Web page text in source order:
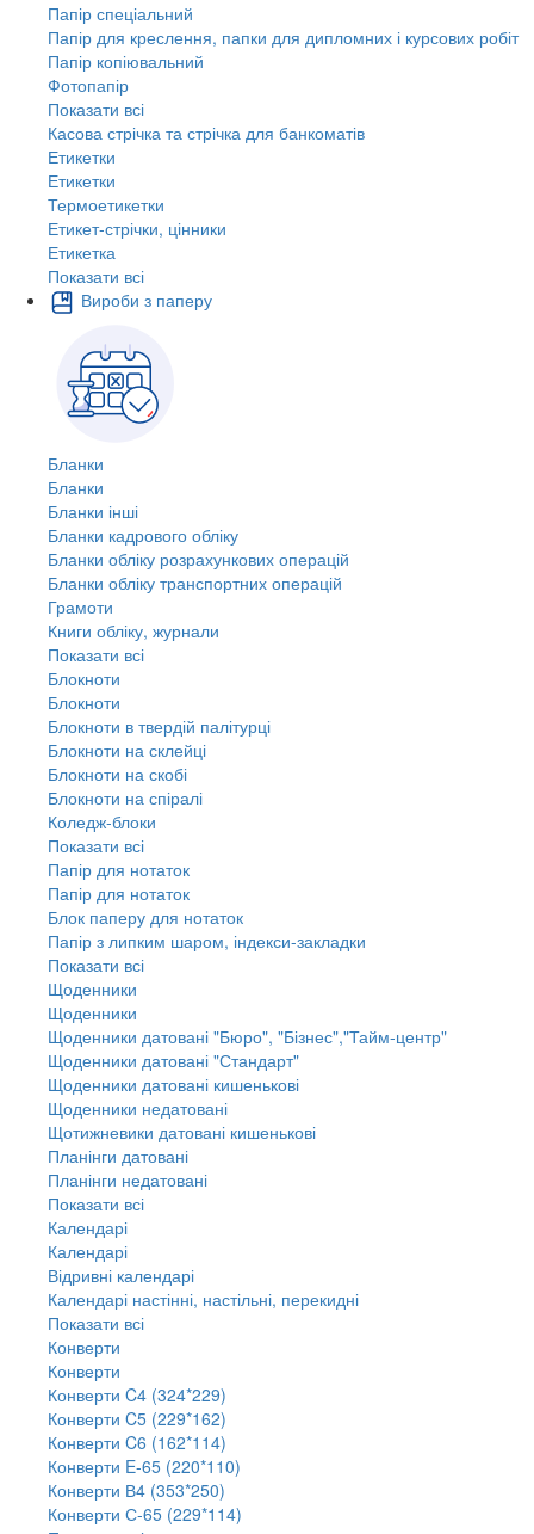
Папір спеціальний
Папір для креслення, папки для дипломних і курсових робіт
Папір копіювальний
Фотопапір
Показати всі
Касова стрічка та стрічка для банкоматів
Етикетки
Етикетки
Термоетикетки
Етикет-стрічки, цінники
Етикетка
Показати всі
Вироби з паперу
Бланки
Бланки
Бланки інші
Бланки кадрового обліку
Бланки обліку розрахункових операцій
Бланки обліку транспортних операцій
Грамоти
Книги обліку, журнали
Показати всі
Блокноти
Блокноти
Блокноти в твердій палітурці
Блокноти на склейці
Блокноти на скобі
Блокноти на спіралі
Коледж-блоки
Показати всі
Папір для нотаток
Папір для нотаток
Блок паперу для нотаток
Папір з липким шаром, індекси-закладки
Показати всі
Щоденники
Щоденники
Щоденники датовані "Бюро", "Бізнес","Тайм-центр"
Щоденники датовані "Стандарт"
Щоденники датовані кишенькові
Щоденники недатовані
Щотижневики датовані кишенькові
Планінги датовані
Планінги недатовані
Показати всі
Календарі
Календарі
Відривні календарі
Календарі настінні, настільні, перекидні
Показати всі
Конверти
Конверти
Конверти C4 (324*229)
Конверти C5 (229*162)
Конверти C6 (162*114)
Конверти E-65 (220*110)
Конверти В4 (353*250)
Конверти С-65 (229*114)